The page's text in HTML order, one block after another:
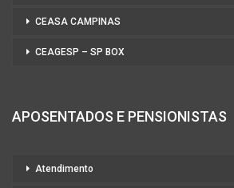
CEASA CAMPINAS
CEAGESP – SP BOX
APOSENTADOS E PENSIONISTAS
Atendimento